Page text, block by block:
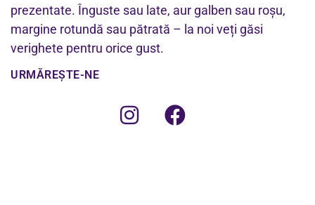
prezentate. Înguste sau late, aur galben sau roșu,
margine rotundă sau pătrată – la noi veți găsi
verighete pentru orice gust.
URMĂREȘTE-NE